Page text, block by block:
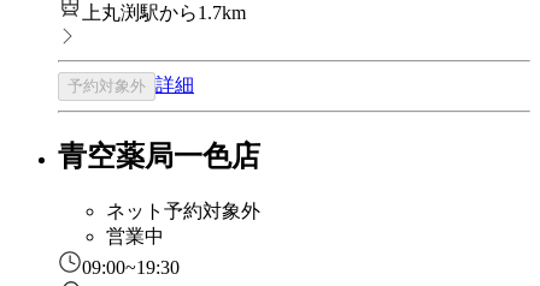
上丸渕駅から1.7km
予約対象外 詳細
青空薬局一色店
ネット予約対象外
営業中
09:00~19:30